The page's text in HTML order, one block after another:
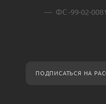
ФС -99-02-
ПОДПИСАТЬСЯ НА